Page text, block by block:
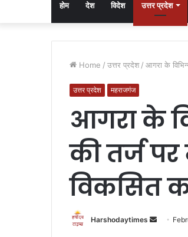
होम देश विदेश उत्तर प्रदेश
Home / उत्तर प्रदेश / आगरा के
उत्तर प्रदेश महराजगंज
आगरा के
की तर्ज
विकसित
Harshodaytimes
Send